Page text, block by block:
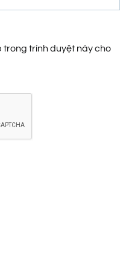
trong trình duyệt này cho